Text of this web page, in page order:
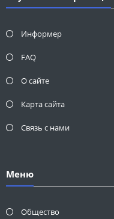
Информер
FAQ
О сайте
Карта сайта
Связь с нами
Меню
Общество